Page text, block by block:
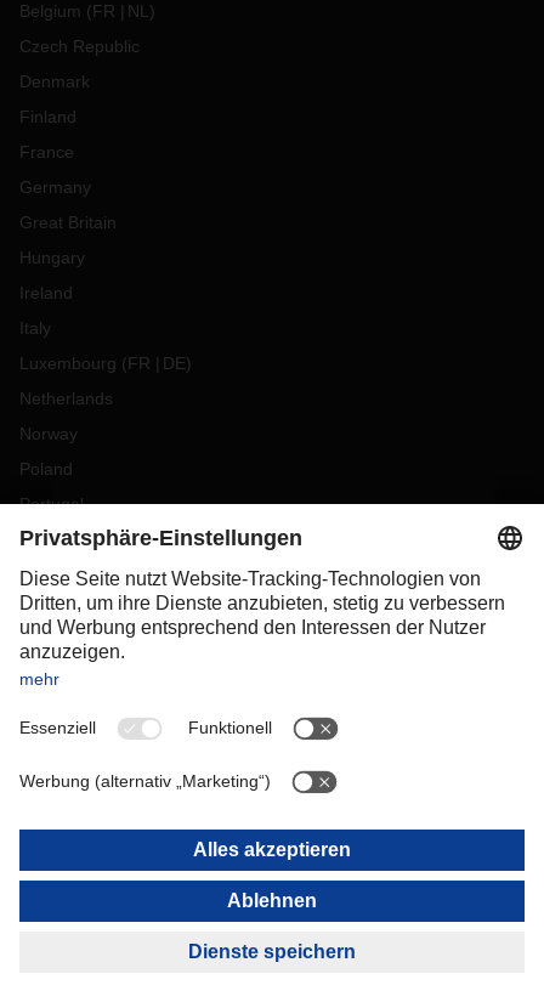
Belgium (FR NL )
Czech Republic
Denmark
Finland
France
Germany
Great Britain
Hungary
Ireland
Italy
Luxembourg (FR DE)
Netherlands
Norway
Poland
Portugal
Romania
Slovakia
Spain
Sweden
Switzerland
OCEANIA